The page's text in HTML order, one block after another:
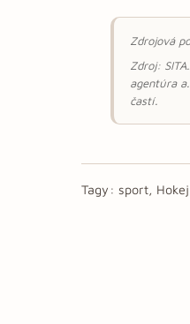
Zdrojová
Zdroj:
agentúra
častí.
Tagy: sport, Hokej